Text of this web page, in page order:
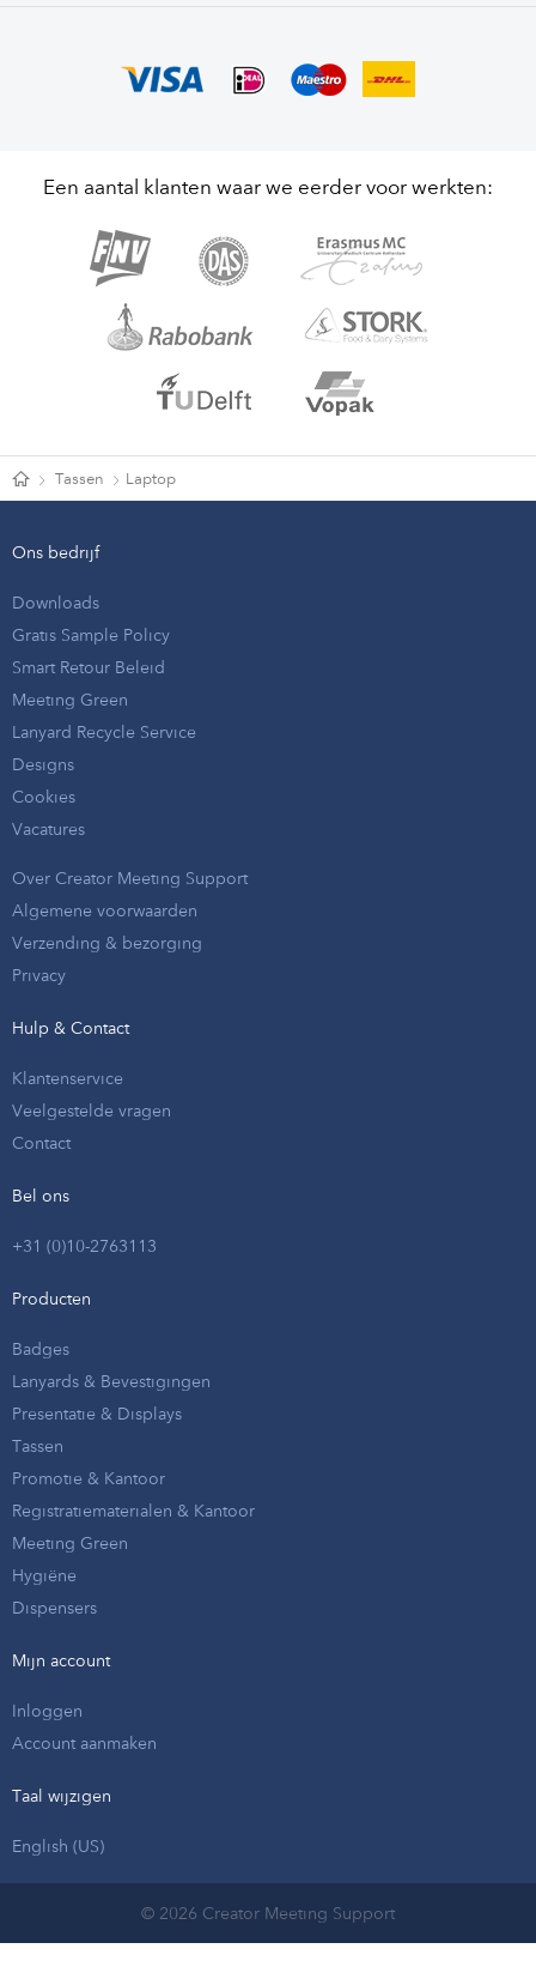
Een aantal klanten waar we eerder voor werkten:
Tassen Laptop
Ons bedrijf
Downloads
Gratis Sample Policy
Smart Retour Beleid
Meeting Green
Lanyard Recycle Service
Designs
Cookies
Vacatures
Over Creator Meeting Support
Algemene voorwaarden
Verzending & bezorging
Privacy
Hulp & Contact
Klantenservice
Veelgestelde vragen
Contact
Bel ons
+31 (0)10-2763113
Producten
Badges
Lanyards & Bevestigingen
Presentatie & Displays
Tassen
Promotie & Kantoor
Registratiematerialen & Kantoor
Meeting Green
Hygiëne
Dispensers
Mijn account
Inloggen
Account aanmaken
Taal wijzigen
English (US)
© 2026 Creator Meeting Support